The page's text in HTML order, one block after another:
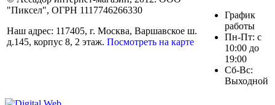
"Пиксел", ОГРН 1117746266330
Наш адрес: 117405, г. Москва, Варшавское ш.
д.145, корпус 8, 2 этаж. Посмотреть на карте
График
работы
Пн-Пт: с
10:00 до
19:00
Сб-Вс:
Выходной